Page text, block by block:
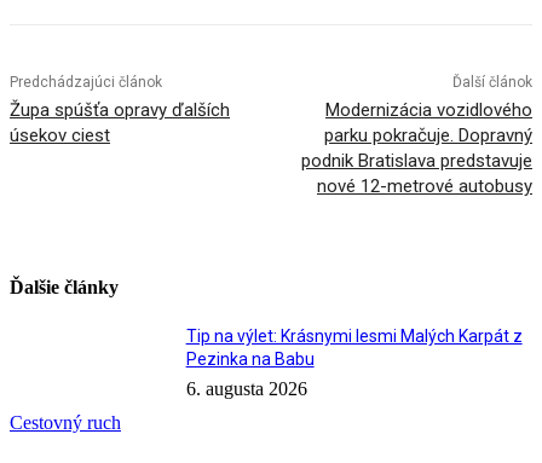
Predchádzajúci článok
Župa spúšťa opravy ďalších
úsekov ciest
Ďalší článok
Modernizácia vozidlového
parku pokračuje. Dopravný
podnik Bratislava predstavuje
nové 12-metrové autobusy
Ďalšie články
Cestovný ruch
Tip na výlet: Krásnymi lesmi Malých Karpát z
Pezinka na Babu
6. augusta 2026